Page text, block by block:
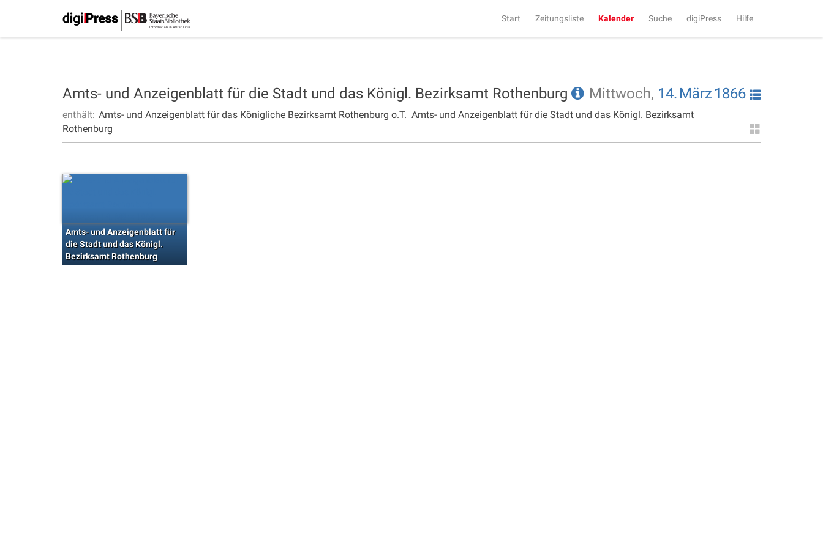
Start Zeitungsliste Kalender Suche digiPress Hilfe
Amts- und Anzeigenblatt für die Stadt und das Königl. Bezirksamt Rothenburg Mittwoch, 14. März 1866
enthält: Amts- und Anzeigenblatt für das Königliche Bezirksamt Rothenburg o.T. Amts- und Anzeigenblatt für die Stadt und das Königl. Bezirksamt
Rothenburg
Amts- und Anzeigenblatt für
die Stadt und das Königl.
Bezirksamt Rothenburg